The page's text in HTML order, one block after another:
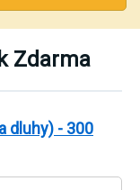
Zdarma
dluhy) - 300